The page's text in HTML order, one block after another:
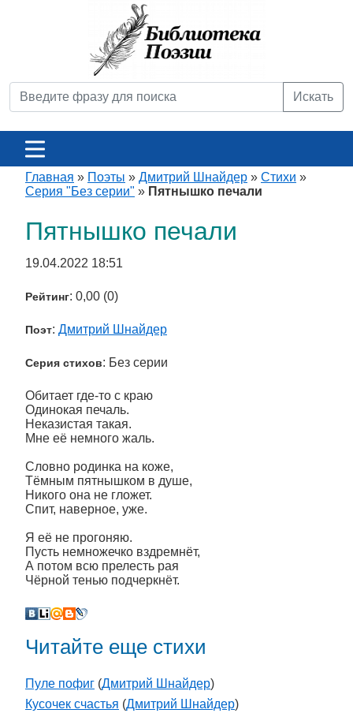
Искать
Главная » Поэты » Дмитрий Шнайдер » Стихи »
Серия "Без серии" » Пятнышко печали
Пятнышко печали
19.04.2022 18:51
Рейтинг: 0,00 (0)
Поэт: Дмитрий Шнайдер
Серия стихов: Без серии
Обитает где-то с краю
Одинокая печаль.
Неказистая такая.
Мне её немного жаль.
Словно родинка на коже,
Тёмным пятнышком в душе,
Никого она не гложет.
Спит, наверное, уже.
Я её не прогоняю.
Пусть немножечко вздремнёт,
А потом всю прелесть рая
Чёрной тенью подчеркнёт.
Читайте еще стихи
Пуле пофиг (Дмитрий Шнайдер)
Кусочек счастья (Дмитрий Шнайдер)